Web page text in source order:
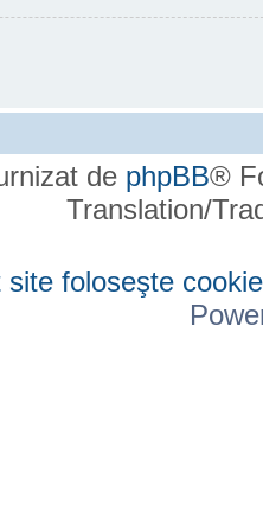
de phpBB®
Translation/
site foloseşte